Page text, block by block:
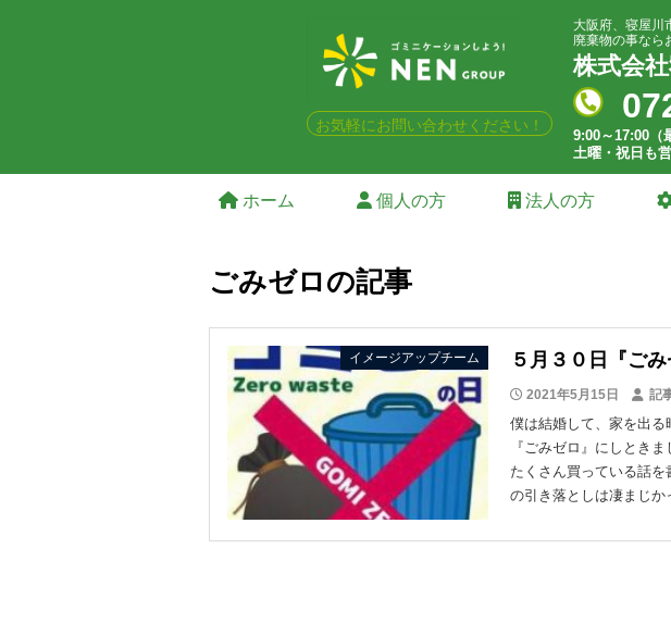
お気軽にお問い合わせください！
大阪府、寝屋川
廃棄物の事なら
株式会
9:00～17:00（
土曜・祝日も
ホーム 個人の方 法人の方
ごみゼロの記事
イメージアップチーム ５月３０日『ごみ
2021年5月15日 記
僕は結婚して、家を出
『ごみゼロ』にしとき
たくさん買っている話
の引き落としは凄まじ